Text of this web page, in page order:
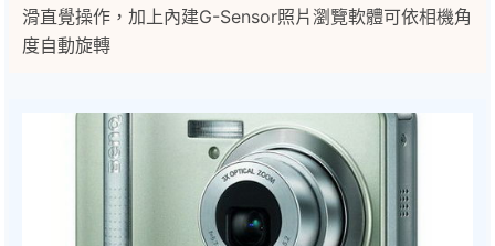
滑直覺操作，加上內建G-Sensor照片瀏覽軟體可依相機角
度自動旋轉